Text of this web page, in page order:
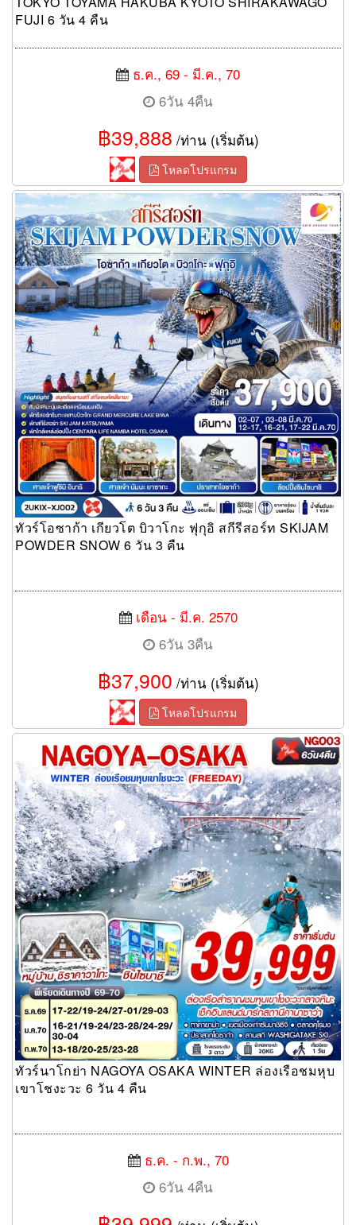
FUJI 6 วัน 4 คืน
ธ.ค., 69 - มี.ค., 70
6วัน 4คืน
฿39,888 /ท่าน (เริ่มต้น)
โหลดโปรแกรม
ทัวร์โอซาก้า เกียวโต บิวาโกะ ฟุกุอิ สกีรีสอร์ท SKIJAM POWDER
SNOW 6 วัน 3 คืน
ทัวร์โอซาก้า เกียวโต บิวาโกะ ฟุกุอิ สกีรีสอร์ท SKIJAM
POWDER SNOW 6 วัน 3 คืน
เดือน - มี.ค. 2570
6วัน 3คืน
฿37,900 /ท่าน (เริ่มต้น)
โหลดโปรแกรม
ทัวร์นาโกย่า NAGOYA OSAKA WINTER ล่องเรือชมหุบเขาโชงะวะ
6 วัน 4 คืน
ทัวร์นาโกย่า NAGOYA OSAKA WINTER ล่องเรือชมหุบ
เขาโชงะวะ 6 วัน 4 คืน
ธ.ค. - ก.พ., 70
6วัน 4คืน